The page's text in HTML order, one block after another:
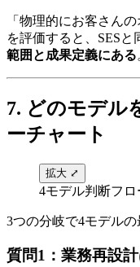
「物理的に​お客さん
を​評価すると、​SESと​
範囲と成果定義にある
7. どの​​モデル
ーチャート
拡大 ⤢
4モデル判断フロ
3つの​分岐で​4モデルの​
質問1：業務再設